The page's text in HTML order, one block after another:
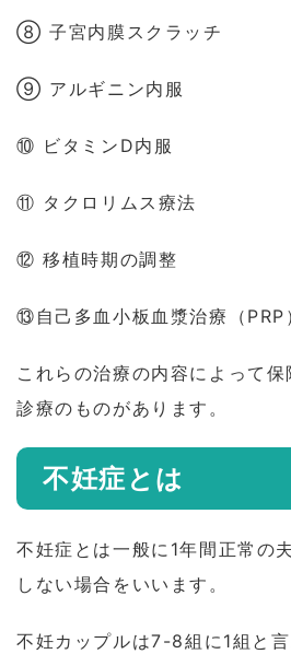
⑧ 子宮内膜スクラッチ
⑨ アルギニン内服
⑩ ビタミンD内服
⑪ タクロリムス療法
⑫ 移植時期の調整
⑬自己多血小板血漿治療（PRP
これらの治療の内容によって
診療のものがあります。
不妊症とは
不妊症とは一般に1年間正常の
しない場合をいいます。
不妊カップルは7-8組に1組と